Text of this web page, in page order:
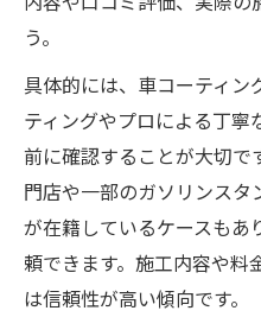
ガラスコーティ
安さと品質を両立し
カーコーティン
基準
格安カーコーテ
とは
車コーティング
う。
具体的には、車コーティン
ティングやプロによる丁
前に確認することが大切で
門店や一部のガソリンス
が在籍しているケースもあ
頼できます。施工内容や
は信頼性が高い傾向です。